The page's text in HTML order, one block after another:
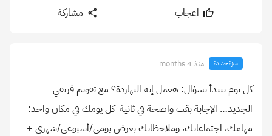
اعجاب مشاركة
ميزة جديدة منذ 4 months
كل يوم بيبدأ بسؤال: هعمل إيه النهاردة؟ مع تقويم فريقي
الجديد… الإجابة بقت واضحة في ثانية ️ كل يومك في مكان واحد:
مهامك، اجتماعاتك، وملاحظاتك بعرض يومي/أسبوعي/شهري +